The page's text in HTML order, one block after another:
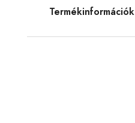
Termékinformációk